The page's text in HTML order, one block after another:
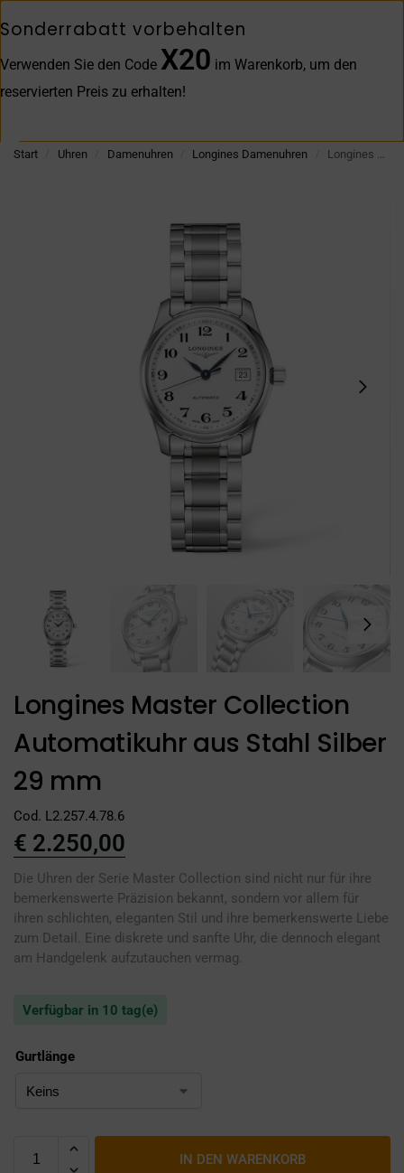
Start Uhren Damenuhren Longines Damenuhren Longines Master Collection Automatikuhr aus Stahl Silber 29 mm
Longines Master Collection
Automatikuhr aus Stahl Silber
29 mm
Cod. L2.257.4.78.6
€ 2.250,00
Die Uhren der Serie Master Collection sind nicht nur für ihre
bemerkenswerte Präzision bekannt, sondern vor allem für
ihren schlichten, eleganten Stil und ihre bemerkenswerte Liebe
zum Detail. Eine diskrete und sanfte Uhr, die dennoch elegant
am Handgelenk aufzutauchen vermag.
Verfügbar in 10 tag(e)
Gurtlänge
IN DEN WARENKORB
Sonderrabatt vorbehalten
Verwenden Sie den Code X20 im Warenkorb, um den
reservierten Preis zu erhalten!